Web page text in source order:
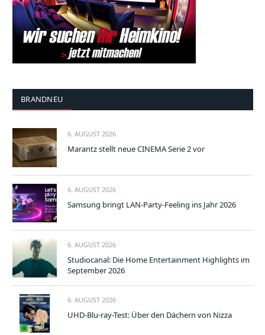
BRANDNEU
6. AUGUST 2026
Marantz stellt neue CINEMA Serie 2 vor
6. AUGUST 2026
Samsung bringt LAN-Party-Feeling ins Jahr 2026
6. AUGUST 2026
Studiocanal: Die Home Entertainment Highlights im
September 2026
6. AUGUST 2026
UHD-Blu-ray-Test: Über den Dächern von Nizza